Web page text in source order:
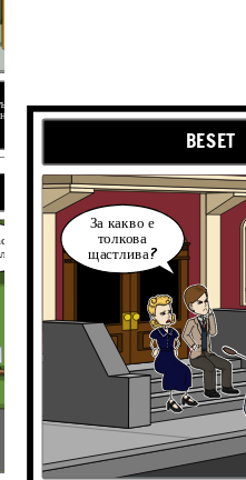
от
(н.) Жив дух. " Разстройвали
Защо ви
BESET
За какво е
толкова
щастлива?